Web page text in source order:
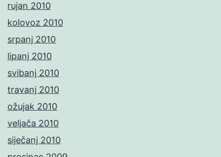
rujan 2010
kolovoz 2010
srpanj 2010
lipanj 2010
svibanj 2010
travanj 2010
ožujak 2010
veljača 2010
siječanj 2010